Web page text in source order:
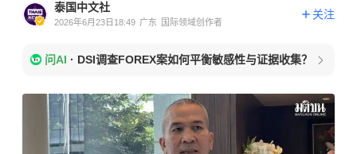
泰国中文社
2026年6月23日18:49 广东 国际领域创作者
关注
问AI · DSI调查FOREX案如何平衡敏感性与证据收集？